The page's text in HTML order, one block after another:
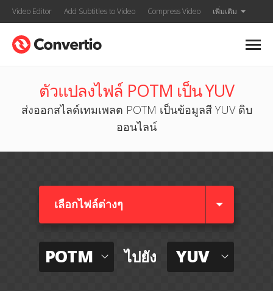
Video Editor Add Subtitles to Video Compress Video เพิ่มเติม
ตัวแปลงไฟล์ POTM เป็น YUV
ส่งออกสไลด์เทมเพลต POTM เป็นข้อมูลสี YUV ดิบ
ออนไลน์
เลือกไฟล์ต่างๆ​
POTM ไปยัง YUV